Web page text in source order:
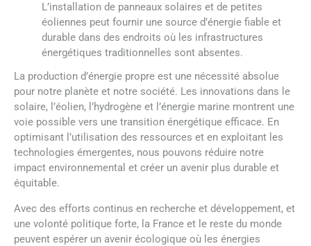
L’installation de panneaux solaires et de petites
éoliennes peut fournir une source d’énergie fiable et
durable dans des endroits où les infrastructures
énergétiques traditionnelles sont absentes.
La production d’énergie propre est une nécessité absolue
pour notre planète et notre société. Les innovations dans le
solaire, l’éolien, l’hydrogène et l’énergie marine montrent une
voie possible vers une transition énergétique efficace. En
optimisant l’utilisation des ressources et en exploitant les
technologies émergentes, nous pouvons réduire notre
impact environnemental et créer un avenir plus durable et
équitable.
Avec des efforts continus en recherche et développement, et
une volonté politique forte, la France et le reste du monde
peuvent espérer un avenir écologique où les énergies